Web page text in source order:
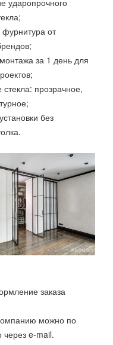
фурнитура от
за 1 день для
стекла: прозрачное,
без
заказа
можно по
e-mail.